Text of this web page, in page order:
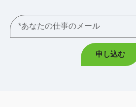
申し込む